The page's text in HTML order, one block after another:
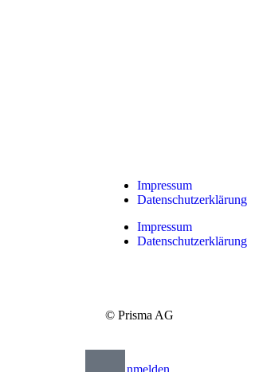
Impressum
Datenschutzerklärung
Impressum
Datenschutzerklärung
© Prisma AG